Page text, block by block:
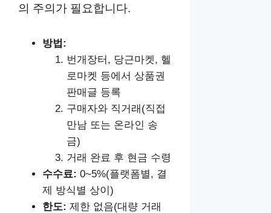
의 주의가 필요합니다.
방법:
번개장터, 당근마켓, 헬
로마켓 등에서 상품권
판매글 등록
구매자와 직거래(직접
만남 또는 온라인 송
금)
거래 완료 후 현금 수령
수수료: 0~5%(플랫폼별, 결
제 방식별 상이)
한도: 제한 없음(대량 거래